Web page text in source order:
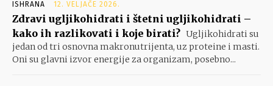
ISHRANA 12. VELJAČE 2026.
Zdravi ugljikohidrati i štetni ugljikohidrati –
kako ih razlikovati i koje birati? Ugljikohidrati su
jedan od tri osnovna makronutrijenta, uz proteine i masti.
Oni su glavni izvor energije za organizam, posebno...